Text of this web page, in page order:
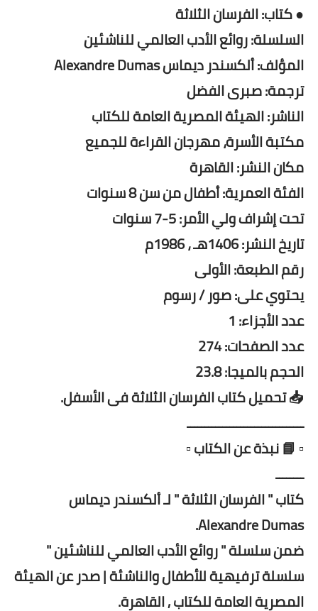
● كتاب: الفرسان الثلاثة
السلسلة: روائع الأدب العالمي للناشئين
المؤلف: ألكسندر ديماس Alexandre Dumas
ترجمة: صبرى الفضل
الناشر: الهيئة المصرية العامة للكتاب
مكتبة الأسرة، مهرجان القراءة للجميع
مكان النشر: القاهرة
الفئة العمرية: أطفال من سن 8 سنوات
تحت إشراف ولي الأمر: 5-7 سنوات
تاريخ النشر: 1406هـ ، 1986م
رقم الطبعة: الأولى
يحتوي على: صور / رسوم
عدد الأجزاء: 1
عدد الصفحات: 274
الحجم بالميجا: 23.8
📥 تحميل كتاب الفرسان الثلاثة فى الأسفل.
ـــــــــــــــــــــــــــــــــ
▫️ 📘 نبذة عن الكتاب ▫️
ــــــــ
كتاب " الفرسان الثلاثة " لـ ألكسندر ديماس
Alexandre Dumas.
ضمن سلسلة " روائع الأدب العالمي للناشئين "
سلسلة ترفيهية للأطفال والناشئة | صدر عن الهيئة
المصرية العامة للكتاب , القاهرة.